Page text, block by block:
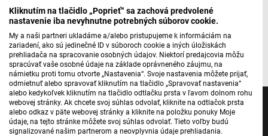
Kliknutím na tlačidlo „Poprieť“ sa zachová predvolené
nastavenie iba nevyhnutne potrebných súborov cookie.
My a naši partneri ukladáme a/alebo pristupujeme k informáciám na
zariadení, ako sú jedinečné ID v súboroch cookie a iných úložiskách
prehliadača na spracovanie osobných údajov. Niektorí predajcovia môžu
spracúvať vaše osobné údaje na základe oprávneného záujmu, na
námietku proti tomu otvorte „Nastavenia“. Svoje nastavenia môžete prijať,
odmietnuť alebo spravovať kliknutím na tlačidlo „Spravovať nastavenia“
alebo kedykoľvek kliknutím na tlačidlo odtlačku prsta v ľavom dolnom rohu
webovej stránky. Ak chcete svoj súhlas odvolať, kliknite na odtlačok prsta
alebo odkaz v päte webovej stránky a kliknite na položku ponuky Moje
údaje, na tejto stránke môžete svoj súhlas odvolať. Tieto voľby budú
signalizované našim partnerom a neovplyvnia údaje prehliadania.
Máte problém s prehrávaním? Nahláste nám chybu v prehrávači.
Rádio_FM